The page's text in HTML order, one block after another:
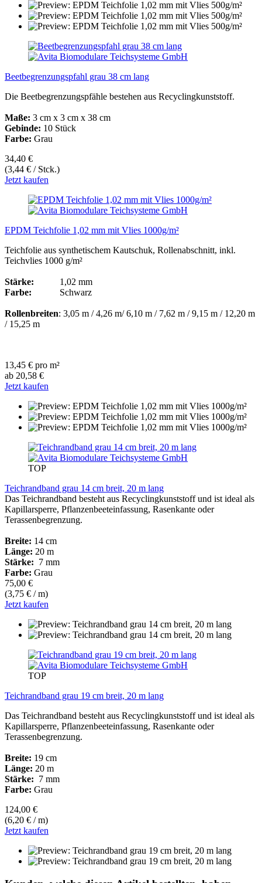
Beetbegrenzungspfahl grau 38 cm lang
Die Beetbegrenzungspfähle bestehen aus Recyclingkunststoff.
Maße: 3 cm x 3 cm x 38 cm
Gebinde: 10 Stück
Farbe: Grau
34,40 €
(3,44 € / Stck.)
Jetzt kaufen
EPDM Teichfolie 1,02 mm mit Vlies 1000g/m²
Teichfolie aus synthetischem Kautschuk, Rollenabschnitt, inkl.
Teichvlies 1000 g/m²
Stärke: 1,02 mm
Farbe:
Schwarz
Rollenbreiten: 3,05 m / 4,26 m/ 6,10 m / 7,62 m / 9,15 m / 12,20 m
/ 15,25 m
13,45 € pro m²
ab 20,58 €
Jetzt kaufen
TOP
Teichrandband grau 14 cm breit, 20 m lang
Das Teichrandband besteht aus Recyclingkunststoff und ist ideal als
Kapillarsperre, Pflanzenbeeteinfassung, Rasenkante oder
Terassenbegrenzung.
Breite: 14 cm
Länge: 20 m
Stärke: 7 mm
Farbe: Grau
75,00 €
(3,75 € / m)
Jetzt kaufen
TOP
Teichrandband grau 19 cm breit, 20 m lang
Das Teichrandband besteht aus Recyclingkunststoff und ist ideal als
Kapillarsperre, Pflanzenbeeteinfassung, Rasenkante oder
Terassenbegrenzung.
Breite: 19 cm
Länge: 20 m
Stärke: 7 mm
Farbe: Grau
124,00 €
(6,20 € / m)
Jetzt kaufen